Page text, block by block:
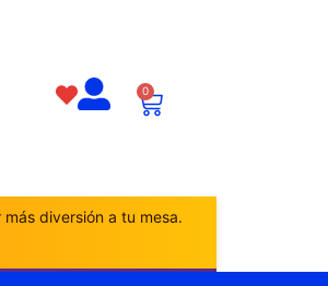
0
diversión a tu mesa.